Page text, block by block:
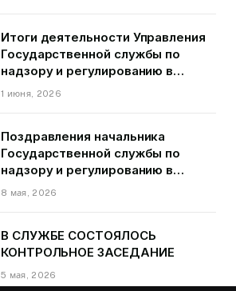
Итоги деятельности Управления
Государственной службы по
надзору и регулированию в
области транспорта ГБАО в
1 июня, 2026
Поздравления начальника
Государственной службы по
надзору и регулированию в
области транспорта Курбонзода
8 мая, 2026
В СЛУЖБЕ СОСТОЯЛОСЬ
КОНТРОЛЬНОЕ ЗАСЕДАНИЕ
5 мая, 2026